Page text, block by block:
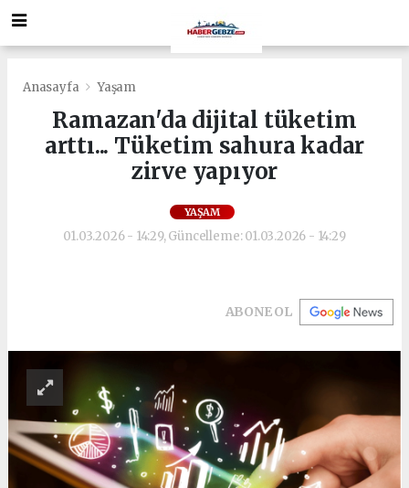
Anasayfa Yaşam
Ramazan'da dijital tüketim
arttı... Tüketim sahura kadar
zirve yapıyor
YAŞAM
01.03.2026 - 14:29, Güncelleme: 01.03.2026 - 14:29
ABONE OL